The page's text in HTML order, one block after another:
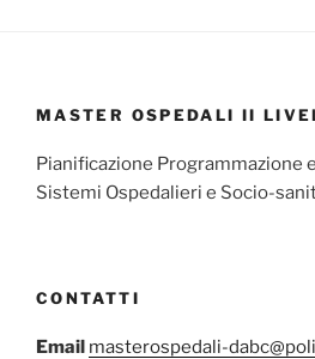
MASTER OSPEDALI II
Pianificazione Programmazione
Sistemi Ospedalieri e Socio-
CONTATTI
Email masterospedali-